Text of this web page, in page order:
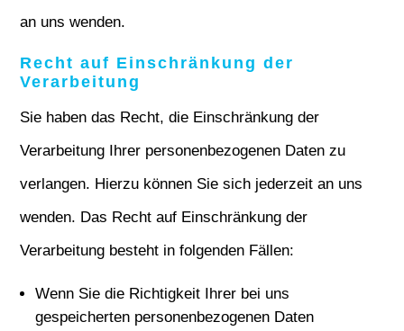
an uns wenden.
Recht auf Einschränkung der
Verarbeitung
Sie haben das Recht, die Einschränkung der
Verarbeitung Ihrer personenbezogenen Daten zu
verlangen. Hierzu können Sie sich jederzeit an uns
wenden. Das Recht auf Einschränkung der
Verarbeitung besteht in folgenden Fällen:
Wenn Sie die Richtigkeit Ihrer bei uns
gespeicherten personenbezogenen Daten